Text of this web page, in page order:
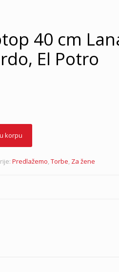
40 cm
El Potro
korpu
Predlažemo Torbe Za žene